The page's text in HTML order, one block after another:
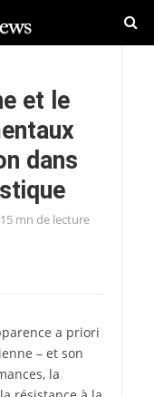
et le
dans
15 mn de lecture
a priori
– et son
la